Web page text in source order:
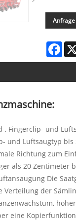
, Fingerclip- und
und Luftsaugtyp bis
Richtung zum
als 20 Zentimeter
Die
Verteilung der
eine